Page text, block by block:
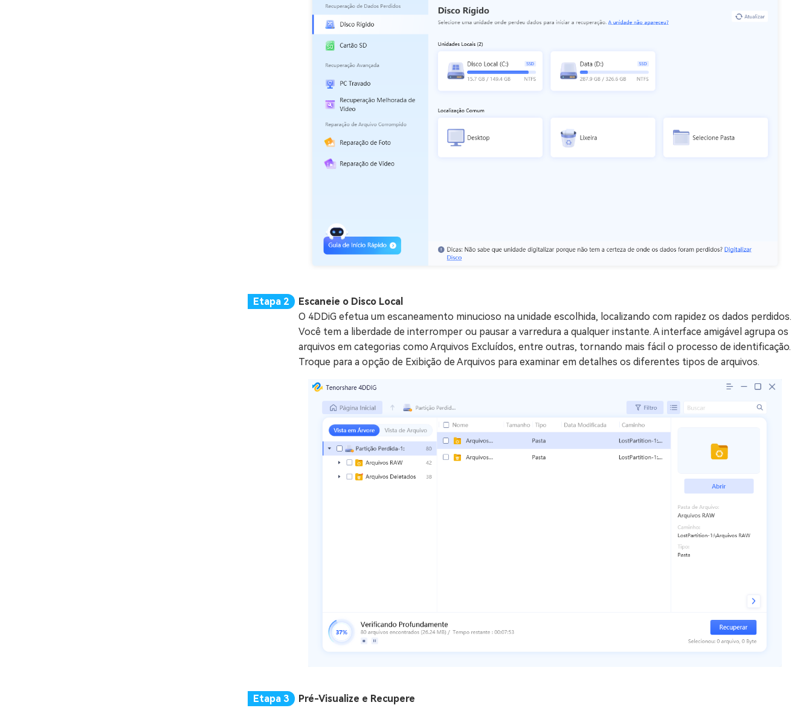
Escaneie o Disco Local
O 4DDiG efetua um escaneamento minucioso na unidade escolhida, localizando com rapidez os dados perdidos.
Você tem a liberdade de interromper ou pausar a varredura a qualquer instante. A interface amigável agrupa os
arquivos em categorias como Arquivos Excluídos, entre outras, tornando mais fácil o processo de identificação.
Troque para a opção de Exibição de Arquivos para examinar em detalhes os diferentes tipos de arquivos.
Pré-Visualize e Recupere